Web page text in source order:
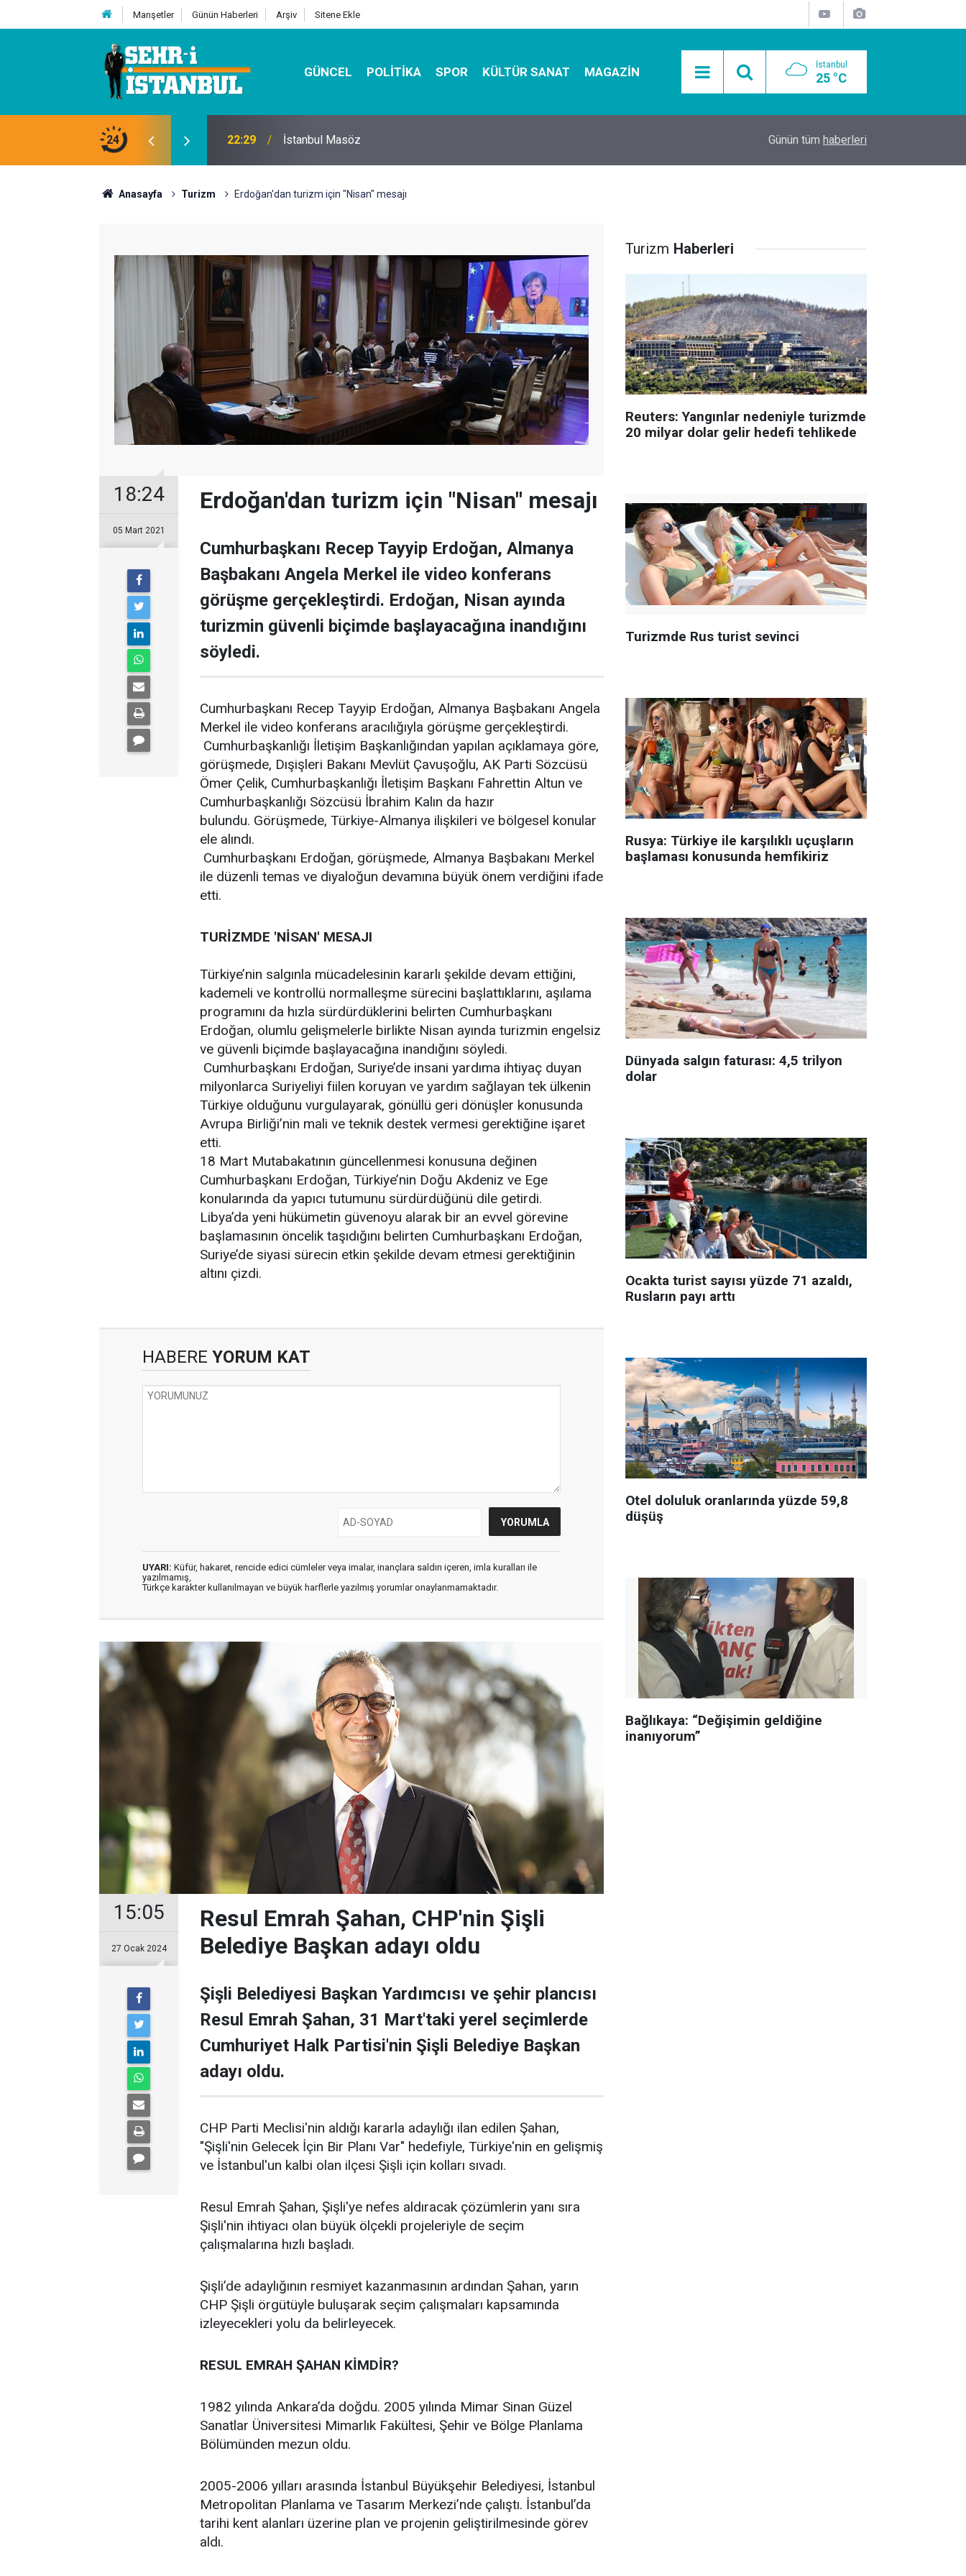
Manşetler Günün Haberleri Arşiv Sitene Ekle
GÜNCEL POLITIKA SPOR KÜLTÜR SANAT MAGAZIN İstanbul
25 °C
24 07:32 Kutu Sihirbazı ile Estetik, Dayanıklı ve Çevre Dostu Ambalaj Mobil Araçlarla Hayır Lokması Dağıtımının
Günün tüm haberleri
Anasayfa Turizm Erdoğan'dan turizm için "Nisan" mesajı
18:24
05 Mart 2021
Erdoğan'dan turizm için "Nisan" mesajı
Cumhurbaşkanı Recep Tayyip Erdoğan, Almanya
Başbakanı Angela Merkel ile video konferans
görüşme gerçekleştirdi. Erdoğan, Nisan ayında
turizmin güvenli biçimde başlayacağına inandığını
söyledi.
Cumhurbaşkanı Recep Tayyip Erdoğan, Almanya Başbakanı Angela
Merkel ile video konferans aracılığıyla görüşme gerçekleştirdi.
Cumhurbaşkanlığı İletişim Başkanlığından yapılan açıklamaya göre,
görüşmede, Dışişleri Bakanı Mevlüt Çavuşoğlu, AK Parti Sözcüsü
Ömer Çelik, Cumhurbaşkanlığı İletişim Başkanı Fahrettin Altun ve
Cumhurbaşkanlığı Sözcüsü İbrahim Kalın da hazır
bulundu. Görüşmede, Türkiye-Almanya ilişkileri ve bölgesel konular
ele alındı.
Cumhurbaşkanı Erdoğan, görüşmede, Almanya Başbakanı Merkel
ile düzenli temas ve diyaloğun devamına büyük önem verdiğini ifade
etti.
TURİZMDE 'NİSAN' MESAJI
Türkiye’nin salgınla mücadelesinin kararlı şekilde devam ettiğini,
kademeli ve kontrollü normalleşme sürecini başlattıklarını, aşılama
programını da hızla sürdürdüklerini belirten Cumhurbaşkanı
Erdoğan, olumlu gelişmelerle birlikte Nisan ayında turizmin engelsiz
ve güvenli biçimde başlayacağına inandığını söyledi.
Cumhurbaşkanı Erdoğan, Suriye’de insani yardıma ihtiyaç duyan
milyonlarca Suriyeliyi fiilen koruyan ve yardım sağlayan tek ülkenin
Türkiye olduğunu vurgulayarak, gönüllü geri dönüşler konusunda
Avrupa Birliği’nin mali ve teknik destek vermesi gerektiğine işaret
etti.
18 Mart Mutabakatının güncellenmesi konusuna değinen
Cumhurbaşkanı Erdoğan, Türkiye’nin Doğu Akdeniz ve Ege
konularında da yapıcı tutumunu sürdürdüğünü dile getirdi.
Libya’da yeni hükümetin güvenoyu alarak bir an evvel görevine
başlamasının öncelik taşıdığını belirten Cumhurbaşkanı Erdoğan,
Suriye’de siyasi sürecin etkin şekilde devam etmesi gerektiğinin
altını çizdi.
HABERE YORUM KAT
UYARI: Küfür, hakaret, rencide edici cümleler veya imalar, inançlara saldırı içeren, imla kuralları ile
yazılmamış,
Türkçe karakter kullanılmayan ve büyük harflerle yazılmış yorumlar onaylanmamaktadır.
15:05
27 Ocak 2024
Resul Emrah Şahan, CHP'nin Şişli
Belediye Başkan adayı oldu
Şişli Belediyesi Başkan Yardımcısı ve şehir plancısı
Resul Emrah Şahan, 31 Mart'taki yerel seçimlerde
Cumhuriyet Halk Partisi'nin Şişli Belediye Başkan
adayı oldu.
CHP Parti Meclisi'nin aldığı kararla adaylığı ilan edilen Şahan,
"Şişli'nin Gelecek İçin Bir Planı Var" hedefiyle, Türkiye'nin en gelişmiş
ve İstanbul'un kalbi olan ilçesi Şişli için kolları sıvadı.
Resul Emrah Şahan, Şişli'ye nefes aldıracak çözümlerin yanı sıra
Şişli'nin ihtiyacı olan büyük ölçekli projeleriyle de seçim
çalışmalarına hızlı başladı.
Şişli’de adaylığının resmiyet kazanmasının ardından Şahan, yarın
CHP Şişli örgütüyle buluşarak seçim çalışmaları kapsamında
izleyecekleri yolu da belirleyecek.
RESUL EMRAH ŞAHAN KİMDİR?
1982 yılında Ankara’da doğdu. 2005 yılında Mimar Sinan Güzel
Sanatlar Üniversitesi Mimarlık Fakültesi, Şehir ve Bölge Planlama
Bölümünden mezun oldu.
2005-2006 yılları arasında İstanbul Büyükşehir Belediyesi, İstanbul
Metropolitan Planlama ve Tasarım Merkezi’nde çalıştı. İstanbul’da
tarihi kent alanları üzerine plan ve projenin geliştirilmesinde görev
aldı.
Turizm Haberleri
Reuters: Yangınlar nedeniyle turizmde
20 milyar dolar gelir hedefi tehlikede
Turizmde Rus turist sevinci
Rusya: Türkiye ile karşılıklı uçuşların
başlaması konusunda hemfikiriz
Dünyada salgın faturası: 4,5 trilyon
dolar
Ocakta turist sayısı yüzde 71 azaldı,
Rusların payı arttı
Otel doluluk oranlarında yüzde 59,8
düşüş
Bağlıkaya: “Değişimin geldiğine
inanıyorum”